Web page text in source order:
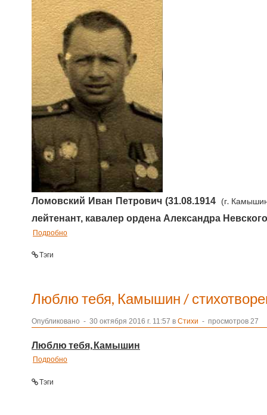
Ломовский Иван Петрович (31.08.1914 (г.
лейтенант, кавалер ордена Александра
Подробно
Тэги
Люблю тебя, Камышин /
Опубликовано - 30 октября 2016 г. 11:57 в Стихи - просмотров 27
Люблю тебя, Камышин
Подробно
Тэги